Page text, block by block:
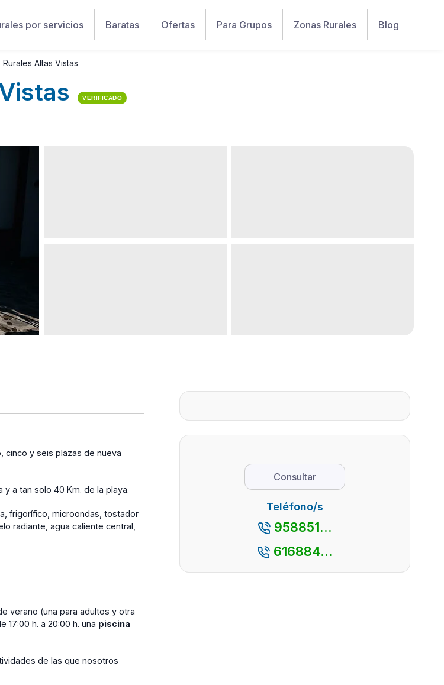
por servicios Baratas Ofertas Para Grupos Zonas Rurales Blog
Altas Vistas
VERIFICADO
cinco y seis plazas de nueva
y a tan solo 40 Km. de la playa.
frigorífico, microondas, tostador
radiante, agua caliente central,
verano (una para adultos y otra
17:00 h. a 20:00 h. una piscina
de las que nosotros
Consultar
Teléfono/s
958851...
616884...